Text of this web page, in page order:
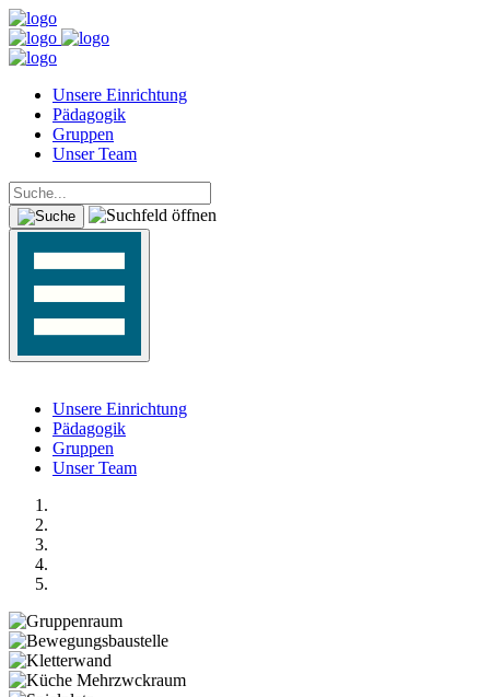
Unsere Einrichtung
Pädagogik
Gruppen
Unser Team
Unsere Einrichtung
Pädagogik
Gruppen
Unser Team